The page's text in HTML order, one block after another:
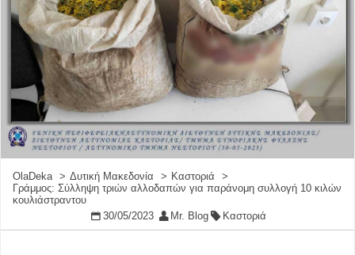
OlaDeka Δυτική Μακεδονία
Καστοριά
Γράμμος: Σύλληψη τριών αλλοδαπών για παράνομη συλλογή 10 κιλών
κουλιάστραντου
30/05/2023
Mr. Blog Καστοριά